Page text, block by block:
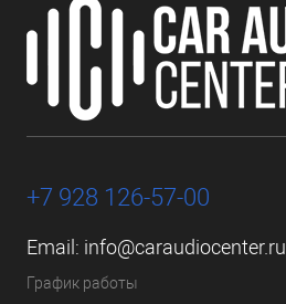
+7 928 126-57-00
Email: info@caraudiocenter.ru
График работы